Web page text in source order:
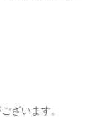
ざいます。